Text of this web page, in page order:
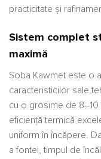
practicitate și
Sistem complet
maximă
Soba Kawmet este o
caracteristicilor sale
cu o grosime de
eficiență termică
uniform în încăpere.
a fontei, timpul de